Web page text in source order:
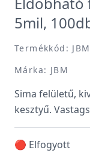
5mil,
Termékkód:
Márka: JBM
Sima felületű,
kesztyű.
🔴 Elfogyott